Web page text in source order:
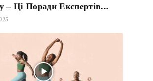
– Ці Поради Експертів...